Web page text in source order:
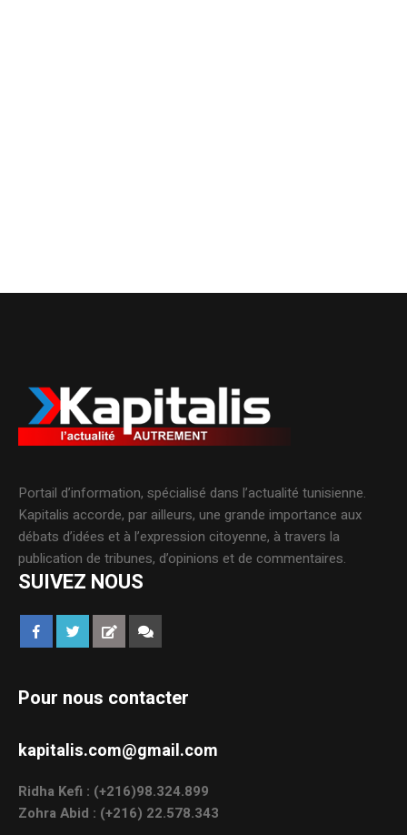
Portail d’information, spécialisé dans l’actualité tunisienne.
Kapitalis accorde, par ailleurs, une grande importance aux
débats d’idées et à l’expression citoyenne, à travers la
publication de tribunes, d’opinions et de commentaires.
SUIVEZ NOUS
Pour nous contacter
kapitalis.com@gmail.com
Ridha Kefi : (+216)98.324.899
Zohra Abid : (+216) 22.578.343